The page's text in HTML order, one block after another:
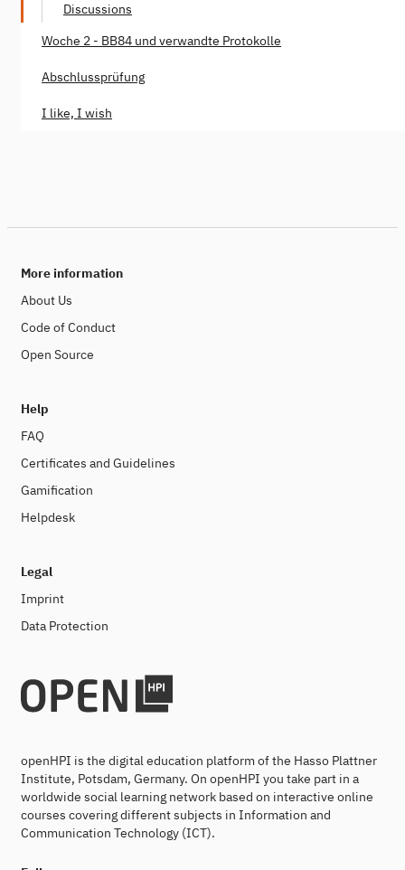
Discussions
Woche 2 - BB84 und verwandte Protokolle
Abschlussprüfung
I like, I wish
More information
About Us
Code of Conduct
Open Source
Help
FAQ
Certificates and Guidelines
Gamification
Helpdesk
Legal
Imprint
Data Protection
openHPI is the digital education platform of the Hasso Plattner
Institute, Potsdam, Germany. On openHPI you take part in a
worldwide social learning network based on interactive online
courses covering different subjects in Information and
Communication Technology (ICT).